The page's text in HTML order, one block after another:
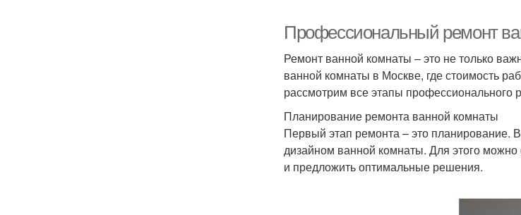
Профессиональный ремонт
Ремонт ванной комнаты – это не только
ванной комнаты в Москве, где стоимость
рассмотрим все этапы профессионального
Планирование ремонта ванной комнаты
Первый этап ремонта – это планирование.
дизайном ванной комнаты. Для этого можно
и предложить оптимальные решения.